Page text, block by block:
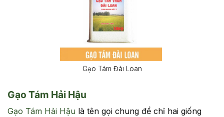
Gạo Tám Đài Loan
Gạo Tám Hải Hậu
Gạo Tám Hải Hậu là tên gọi chung để chỉ hai giống